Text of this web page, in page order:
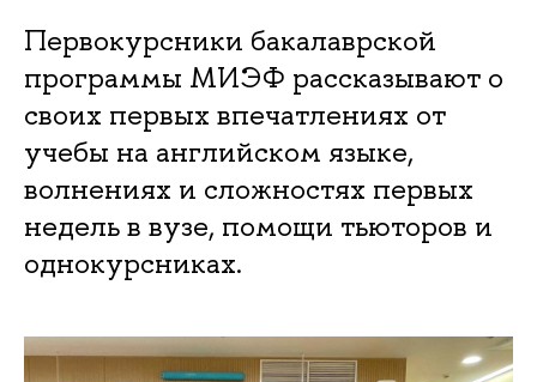
Первокурсники бакалаврской
программы МИЭФ рассказывают о
своих первых впечатлениях от
учебы на английском языке,
волнениях и сложностях первых
недель в вузе, помощи тьюторов и
однокурсниках.